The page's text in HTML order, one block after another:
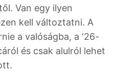
Van egy ilyen
kell változtatni. A
a valóságba, a ‘26-
és csak alulról lehet